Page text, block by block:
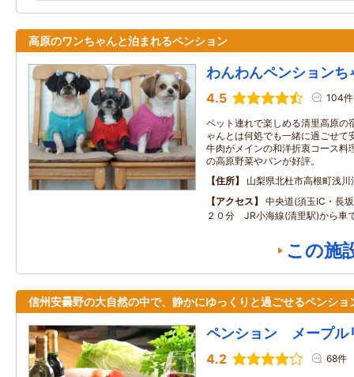
高原のワンちゃんと泊まれるペンション
わんわんペンションち
4.5 104件
ペット連れで楽しめる清里高原の
ゃんとは何処でも一緒に過ごせて
牛肉がメインの和洋折衷コース料
の高原野菜やパンが好評。
住所
山梨県北杜市高根町浅
アクセス
中央道(須玉IC・長
２０分 JR小海線(清里駅)から車
この施
信州安曇野の大自然の中で、静かにゆっくりと過ごせるペンショ
ペンション メープル
4.2 68件